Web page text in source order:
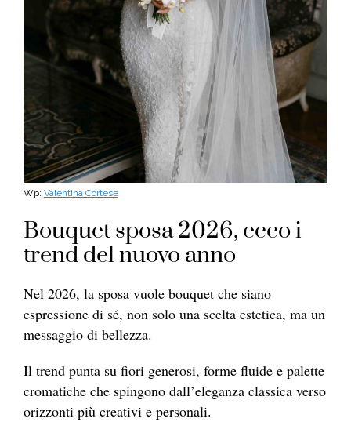
Wp: Valentina Cortese
Bouquet sposa 2026, ecco i
trend del nuovo anno
Nel 2026, la sposa vuole bouquet che siano
espressione di sé, non solo una scelta estetica, ma un
messaggio di bellezza.
Il trend punta su fiori generosi, forme fluide e palette
cromatiche che spingono dall’eleganza classica verso
orizzonti più creativi e personali.